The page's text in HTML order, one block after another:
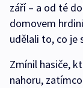
září – a od té
domovem
udělali to, co je
Zmínil hasiče,
nahoru,